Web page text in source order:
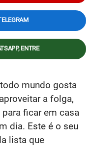
ENTRE
mundo gosta
a folga,
ficar em casa
dia. Este é o seu
lista que